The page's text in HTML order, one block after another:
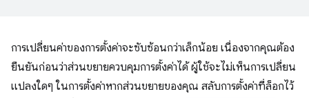
การเปลี่ยนค่าของการตั้งค่าจะซับซ้อนกว่าเล็กน้อย เนื่องจากคุณต้อง
ยืนยันก่อนว่าส่วนขยายควบคุมการตั้งค่าได้ ผู้ใช้จะไม่เห็นการเปลี่ยน
แปลงใดๆ ในการตั้งค่าหากส่วนขยายของคุณ สลับการตั้งค่าที่ล็อกไว้